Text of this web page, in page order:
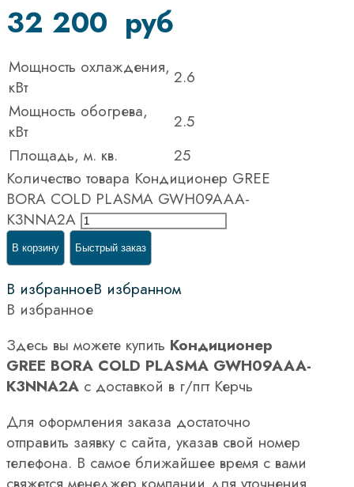
32 200 руб
Мощность охлаждения,
кВт
2.6
Мощность обогрева,
кВт
2.5
Площадь, м. кв.
25
Количество товара Кондиционер GREE
BORA COLD PLASMA GWH09AAA-
K3NNA2A
В корзину Быстрый заказ
В избранноеВ избранном
В избранное
Здесь вы можете купить Кондиционер
GREE BORA COLD PLASMA GWH09AAA-
K3NNA2A с доставкой в г/пгт Керчь
Для оформления заказа достаточно
отправить заявку с сайта, указав свой номер
телефона. В самое ближайшее время с вами